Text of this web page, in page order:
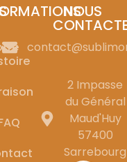
NOUS
2 Impasse
du Général
Maud'Huy
57400
Sarrebourg